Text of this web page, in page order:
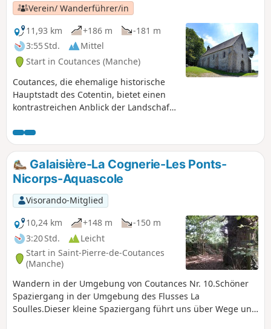
Verein/ Wanderführer/in
11,93 km
+186 m
-181 m
3:55 Std.
Mittel
Start in Coutances (Manche)
Coutances, die ehemalige historische
Hauptstadt des Cotentin, bietet einen
kontrastreichen Anblick der Landschaft
Wanderung führt durch die
unmittelbare Umgebung der Stadt,
durch die drei sie umgebenden Täler
mit ihren jeweils etwas trägen Flüssen.
Die städtischen Passagen, die zur Hälfte
auf dem Land und zur Hälfte auf
Straßen oder Gassen verlaufen,
ermöglichen es, einen kleinen Teil des
Kulturerbes von Coutances zu
entdecken, auch wenn das
Gewerbegebiet den Genuss ein wenig
trübt, was man jedoch schnell vergisst.
Galaisière-La Cognerie-Les Ponts-
Nicorps-Aquascole
Visorando-Mitglied
10,24 km
+148 m
-150 m
3:20 Std.
Leicht
Start in Saint-Pierre-de-Coutances
(Manche)
Wandern in der Umgebung von Coutances Nr. 10.Schöner
Spaziergang in der Umgebung des Flusses La
Soulles.Dieser kleine Spaziergang führt uns über Wege und